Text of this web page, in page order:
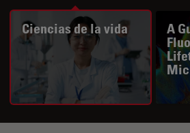
Ciencias de la vida
A